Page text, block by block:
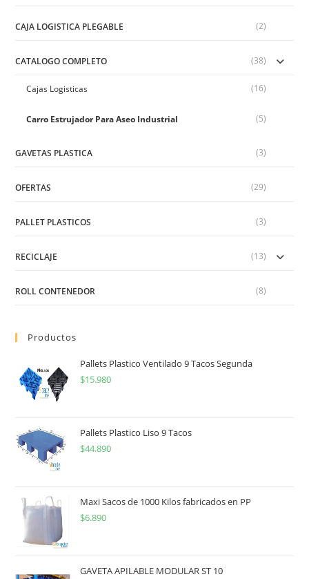
CAJA LOGISTICA PLEGABLE (2)
CATALOGO COMPLETO (38)
Cajas Logisticas (16)
Carro Estrujador Para Aseo Industrial (5)
GAVETAS PLASTICA (3)
OFERTAS (29)
PALLET PLASTICOS (3)
RECICLAJE (13)
ROLL CONTENEDOR (8)
Productos
Pallets Plastico Ventilado 9 Tacos Segunda
$15.980
Pallets Plastico Liso 9 Tacos
$44.890
Maxi Sacos de 1000 Kilos fabricados en PP
$6.890
GAVETA APILABLE MODULAR ST 10